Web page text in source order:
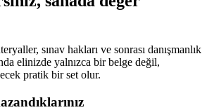
sınav hakları ve sonrası danışmanlık
elinizde yalnızca bir belge değil,
pratik bir set olur.